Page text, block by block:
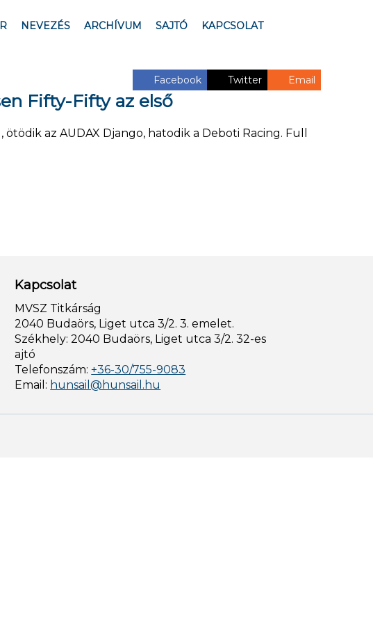
NEVEZÉS ARCHÍVUM SAJTÓ KAPCSOLAT
Facebook Twitter Email
Fifty-Fifty az első
az AUDAX Django, hatodik a Deboti Racing. Full
Kapcsolat
MVSZ Titkárság
2040 Budaörs, Liget utca 3/2. 3. emelet.
Székhely: 2040 Budaörs, Liget utca 3/2. 32-es
ajtó
Telefonszám:+36-30/755-9083
Email: hunsail@hunsail.hu